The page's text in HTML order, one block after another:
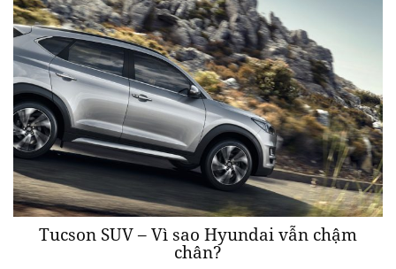
Tucson SUV – Vì sao Hyundai vẫn chậm
chân?